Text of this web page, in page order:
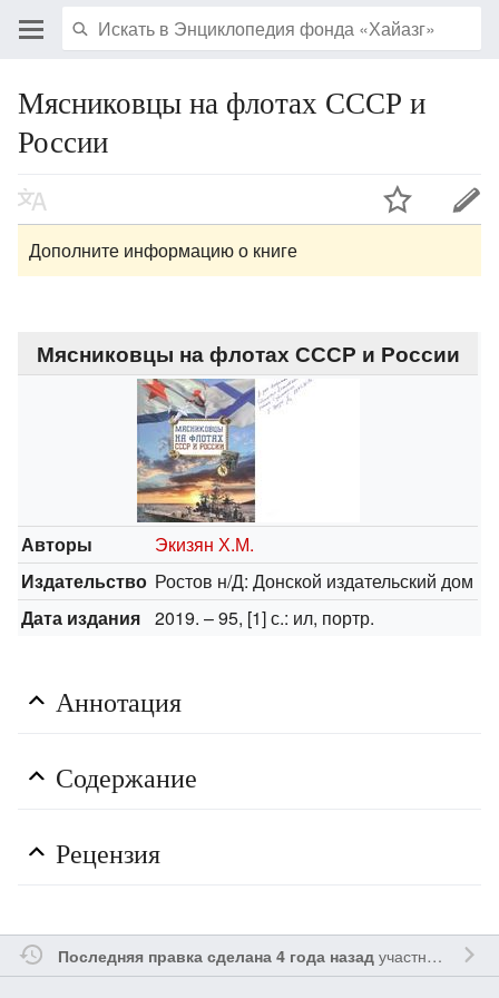
Мясниковцы на флотах СССР и
России
Дополните информацию о книге
Мясниковцы на флотах СССР и России
Авторы
Экизян Х.М.
Издательство Ростов н/Д: Донской издательский дом
Дата издания 2019. – 95, [1] с.: ил, портр.
Аннотация
Содержание
Рецензия
Последняя правка сделана 4 года назадучастником